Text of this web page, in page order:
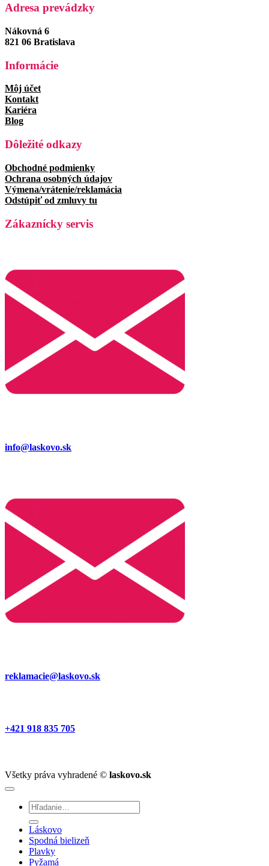
51.60 €
Adresa prevádzky
Nákovná 6
821 06 Bratislava
Informácie
Môj účet
Kontakt
Kariéra
Blog
Dôležité odkazy
Obchodné podmienky
Ochrana osobných údajov
Výmena/vrátenie/reklamácia
Odstúpiť od zmluvy tu
Zákaznícky servis
info@laskovo.sk
reklamacie@laskovo.sk
+421 918 835 705
Všetky práva vyhradené © laskovo.sk
Hľadať:
Láskovo
Spodná bielizeň
Plavky
Pyžamá